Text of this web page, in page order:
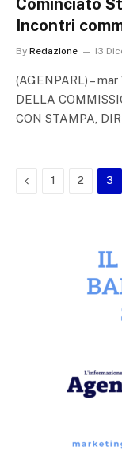
Cominciato
Incontri
By Redazione 13
(AGENPARL) –
DELLA
CON STAMPA,
Previous
1 2 3